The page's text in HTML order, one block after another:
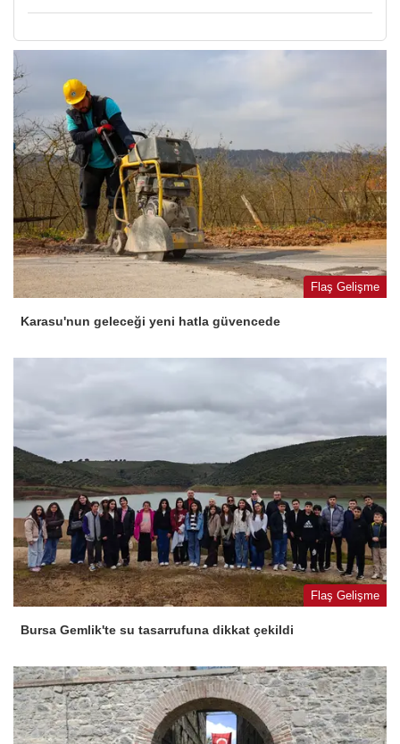
Flaş Gelişme
Karasu'nun geleceği yeni hatla güvencede
Flaş Gelişme
Bursa Gemlik'te su tasarrufuna dikkat çekildi